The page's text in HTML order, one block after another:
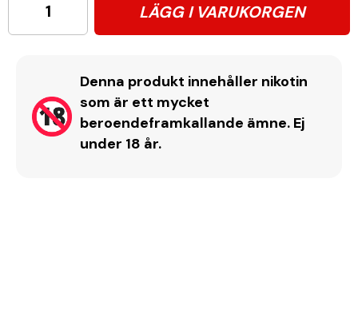
LÄGG I VARUKORGEN
Denna produkt innehåller nikotin
som är ett mycket
beroendeframkallande ämne. Ej
under 18 år.